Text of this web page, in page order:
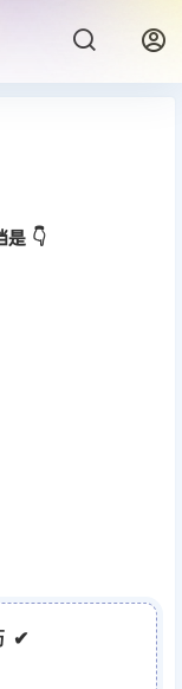
是 👇
✔